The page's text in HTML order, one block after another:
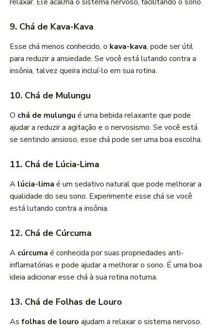
9. Chá de Kava-Kava
Esse chá menos conhecido, o kava-kava, pode ser útil
para reduzir a ansiedade. Se você está lutando contra a
insônia, talvez queira incluí-lo em sua rotina.
10. Chá de Mulungu
O chá de mulungu é uma bebida relaxante que pode
ajudar a reduzir a agitação e o nervosismo. Se você está
se sentindo ansioso, esse chá pode ser uma boa escolha.
11. Chá de Lúcia-Lima
A lúcia-lima é um sedativo natural que pode melhorar a
qualidade do seu sono. Experimente esse chá se você
está lutando contra a insônia.
12. Chá de Cúrcuma
A cúrcuma é conhecida por suas propriedades anti-
inflamatórias e pode ajudar a melhorar o sono. É uma boa
ideia adicionar esse chá à sua rotina noturna.
13. Chá de Folhas de Louro
As folhas de louro ajudam a relaxar o sistema nervoso.